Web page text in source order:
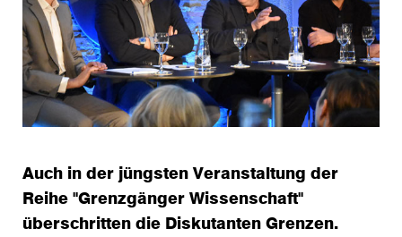
Auch in der jüngsten Veranstaltung der
Reihe "Grenzgänger Wissenschaft"
überschritten die Diskutanten Grenzen.